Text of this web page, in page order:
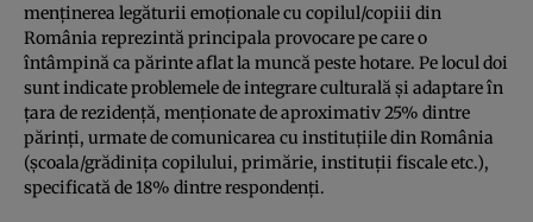
menținerea legăturii emoționale cu copilul/copiii din
România reprezintă principala provocare pe care o
întâmpină ca părinte aflat la muncă peste hotare. Pe locul doi
sunt indicate problemele de integrare culturală și adaptare în
țara de rezidență, menționate de aproximativ 25% dintre
părinți, urmate de comunicarea cu instituțiile din România
(școala/grădinița copilului, primărie, instituții fiscale etc.),
specificată de 18% dintre respondenți.